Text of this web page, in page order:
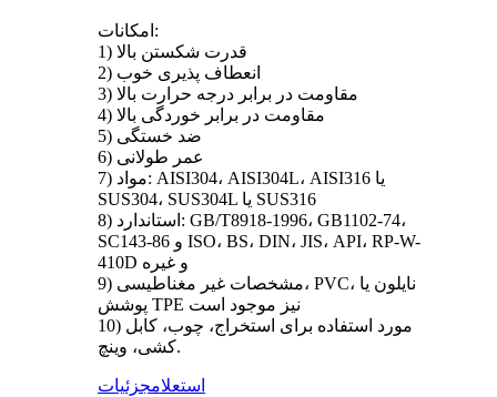
امکانات:
1) قدرت شکستن بالا
2) انعطاف پذیری خوب
3) مقاومت در برابر درجه حرارت بالا
4) مقاومت در برابر خوردگی بالا
5) ضد خستگی
6) عمر طولانی
7) مواد: AISI304، AISI304L، AISI316 یا
SUS304، SUS304L یا SUS316
8) استاندارد: GB/T8918-1996، GB1102-74،
SC143-86 و ISO، BS، DIN، JIS، API، RP-W-
410D و غیره
9) مشخصات غیر مغناطیسی، PVC، نایلون یا
پوشش TPE نیز موجود است
10) مورد استفاده برای استخراج، چوب، کابل
کشی، وینچ.
استعلامجزئیات